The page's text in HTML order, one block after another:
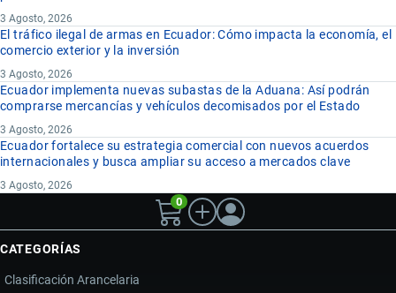
3 Agosto, 2026
El tráfico ilegal de armas en Ecuador: Cómo impacta la economía, el
comercio exterior y la inversión
3 Agosto, 2026
Ecuador implementa nuevas subastas de la Aduana: Así podrán
comprarse mercancías y vehículos decomisados por el Estado
3 Agosto, 2026
Ecuador fortalece su estrategia comercial con nuevos acuerdos
internacionales y busca ampliar su acceso a mercados clave
3 Agosto, 2026
0
CATEGORÍAS
Clasificación Arancelaria